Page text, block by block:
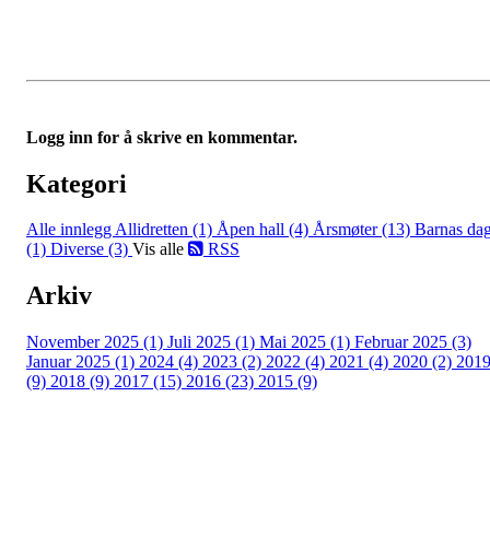
Logg inn for å skrive en kommentar.
Kategori
Alle innleggAllidretten (1) Åpen hall (4) Årsmøter (13) Barnas
(1) Diverse (3) Vis alle RSS
Arkiv
November 2025 (1) Juli 2025 (1) Mai 2025 (1) Februar 2025 (3)
Januar 2025 (1) 2024 (4) 2023 (2) 2022 (4) 2021 (4) 2020 (2) 2019
(9) 2018 (9) 2017 (15) 2016 (23) 2015 (9)